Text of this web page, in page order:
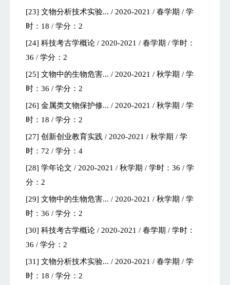
[23] 文物分析技术实验... / 2020-2021 / 春学期 / 学
时：18 / 学分：2
[24] 科技考古学概论 / 2020-2021 / 春学期 / 学时：
36 / 学分：2
[25] 文物中的生物危害... / 2020-2021 / 秋学期 / 学
时：36 / 学分：2
[26] 金属类文物保护修... / 2020-2021 / 秋学期 / 学
时：18 / 学分：2
[27] 创新创业教育实践 / 2020-2021 / 秋学期 / 学
时：72 / 学分：4
[28] 学年论文 / 2020-2021 / 秋学期 / 学时：36 / 学
分：2
[29] 文物中的生物危害... / 2020-2021 / 秋学期 / 学
时：36 / 学分：2
[30] 科技考古学概论 / 2020-2021 / 春学期 / 学时：
36 / 学分：2
[31] 文物分析技术实验... / 2020-2021 / 春学期 / 学
时：18 / 学分：2